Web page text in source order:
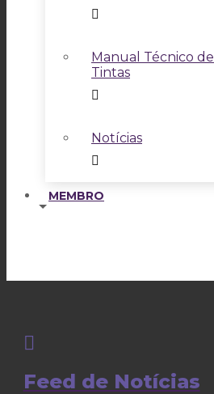
Manual Técnico de
Tintas
Notícias
MEMBRO
Feed de Notícias